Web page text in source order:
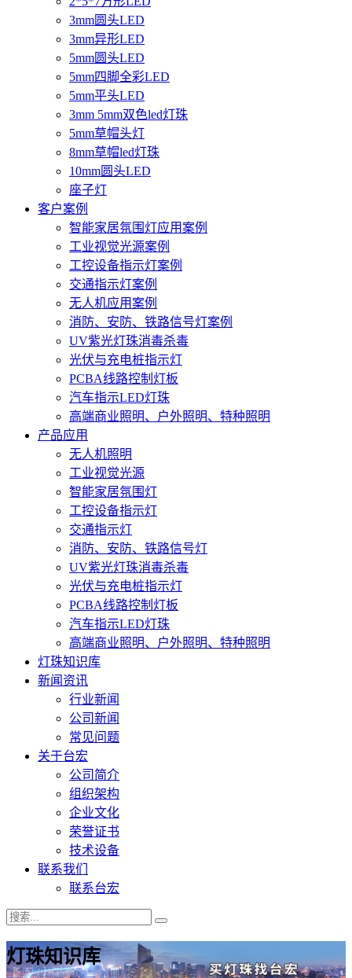
3mm圆头LED
3mm异形LED
5mm圆头LED
5mm四脚全彩LED
5mm平头LED
3mm 5mm双色led灯珠
5mm草帽头灯
8mm草帽led灯珠
10mm圆头LED
座子灯
客户案例
智能家居氛围灯应用案例
工业视觉光源案例
工控设备指示灯案例
交通指示灯案例
无人机应用案例
消防、安防、铁路信号灯案例
UV紫光灯珠消毒杀毒
光伏与充电桩指示灯
PCBA线路控制灯板
汽车指示LED灯珠
高端商业照明、户外照明、特种照明
产品应用
无人机照明
工业视觉光源
智能家居氛围灯
工控设备指示灯
交通指示灯
消防、安防、铁路信号灯
UV紫光灯珠消毒杀毒
光伏与充电桩指示灯
PCBA线路控制灯板
汽车指示LED灯珠
高端商业照明、户外照明、特种照明
灯珠知识库
新闻资讯
行业新闻
公司新闻
常见问题
关于台宏
公司简介
组织架构
企业文化
荣誉证书
技术设备
联系我们
联系台宏
灯珠知识库